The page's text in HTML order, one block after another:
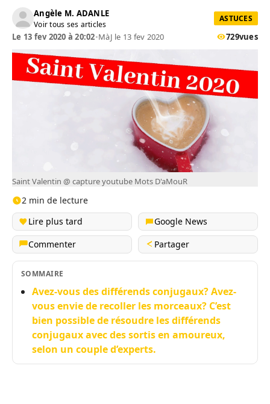
Angèle M. ADANLE
Voir tous ses articles
ASTUCES
Le 13 fev 2020 à 20:02•MàJ le 13 fev 2020 729vues
Saint Valentin @ capture youtube Mots D'aMouR
2 min de lecture
Lire plus tard
Google News
Commenter
Partager
SOMMAIRE
Avez-vous des différends conjugaux? Avez-
vous envie de recoller les morceaux? C’est
bien possible de résoudre les différends
conjugaux avec des sortis en amoureux,
selon un couple d’experts.